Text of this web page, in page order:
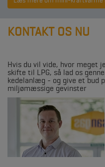
KONTAKT OS NU
Hvis du vil vide, hvor meget
skifte til LPG, så lad os
kedelanlæg - og give et bud
miljømæssige gevinster